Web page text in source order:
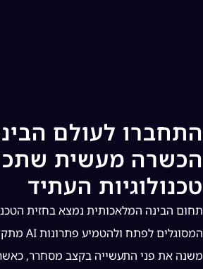
התחברו לעולם
הכשרה מעשית
טכנולוגיות העתיד
תחום הבינה המלאכותית נמצא בחזית
משנה את פני התעשייה בקצב מסחרר,